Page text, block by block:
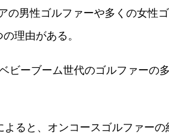
の男性ゴルファーや多くの女性
理由がある。
ビーブーム世代のゴルファーの
ると、オンコースゴルファー